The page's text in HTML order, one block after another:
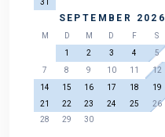
31
SEPTEMBER 2026
M D M D F S
1
2 3 4 5
7
8 9 10 11 12
14
15 16 17 18 19
21
22 23 24 25 26
28
29 30